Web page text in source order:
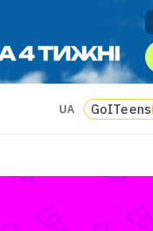
UA GoITeens